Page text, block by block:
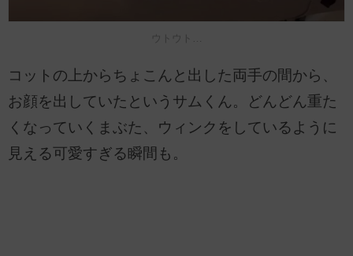
ウトウト…
コットの上からちょこんと出した両手の間から、
お顔を出していたというサムくん。どんどん重た
くなっていくまぶた、ウィンクをしているように
見える可愛すぎる瞬間も。